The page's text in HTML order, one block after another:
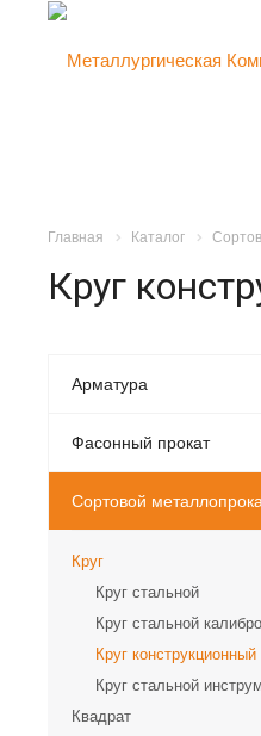
Главная Каталог
Круг
Арматура
Фасонный прокат
Сортовой
Круг
Круг стальной
Круг стальной
Круг конструкционный
Круг стальной
Квадрат